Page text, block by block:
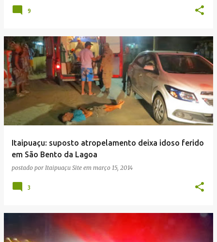
9
Itaipuaçu: suposto atropelamento deixa idoso ferido
em São Bento da Lagoa
postado por Itaipuaçu Site em março 15, 2014
3